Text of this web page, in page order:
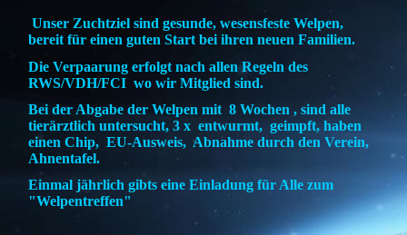
Unser Zuchtziel sind gesunde, wesensfeste Welpen,
bereit für einen guten Start bei ihren neuen Familien.
Die Verpaarung erfolgt nach allen Regeln des
RWS/VDH/FCI wo wir Mitglied sind.
Bei der Abgabe der Welpen mit 8 Wochen , sind alle
tierärztlich untersucht, 3 x entwurmt, geimpft, haben
einen Chip, EU-Ausweis, Abnahme durch den Verein,
Ahnentafel.
Einmal jährlich gibts eine Einladung für Alle zum
"Welpentreffen"